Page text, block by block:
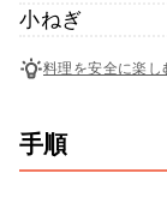
小ねぎ
料理を安全に楽
手順